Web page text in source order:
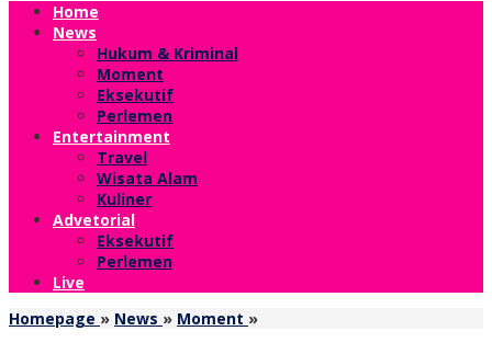
Home
News
Hukum & Kriminal
Moment
Eksekutif
Perlemen
Entertainment
Travel
Wisata Alam
Kuliner
Advetorial
Eksekutif
Perlemen
Live
Homepage » News » Moment »Bendungan